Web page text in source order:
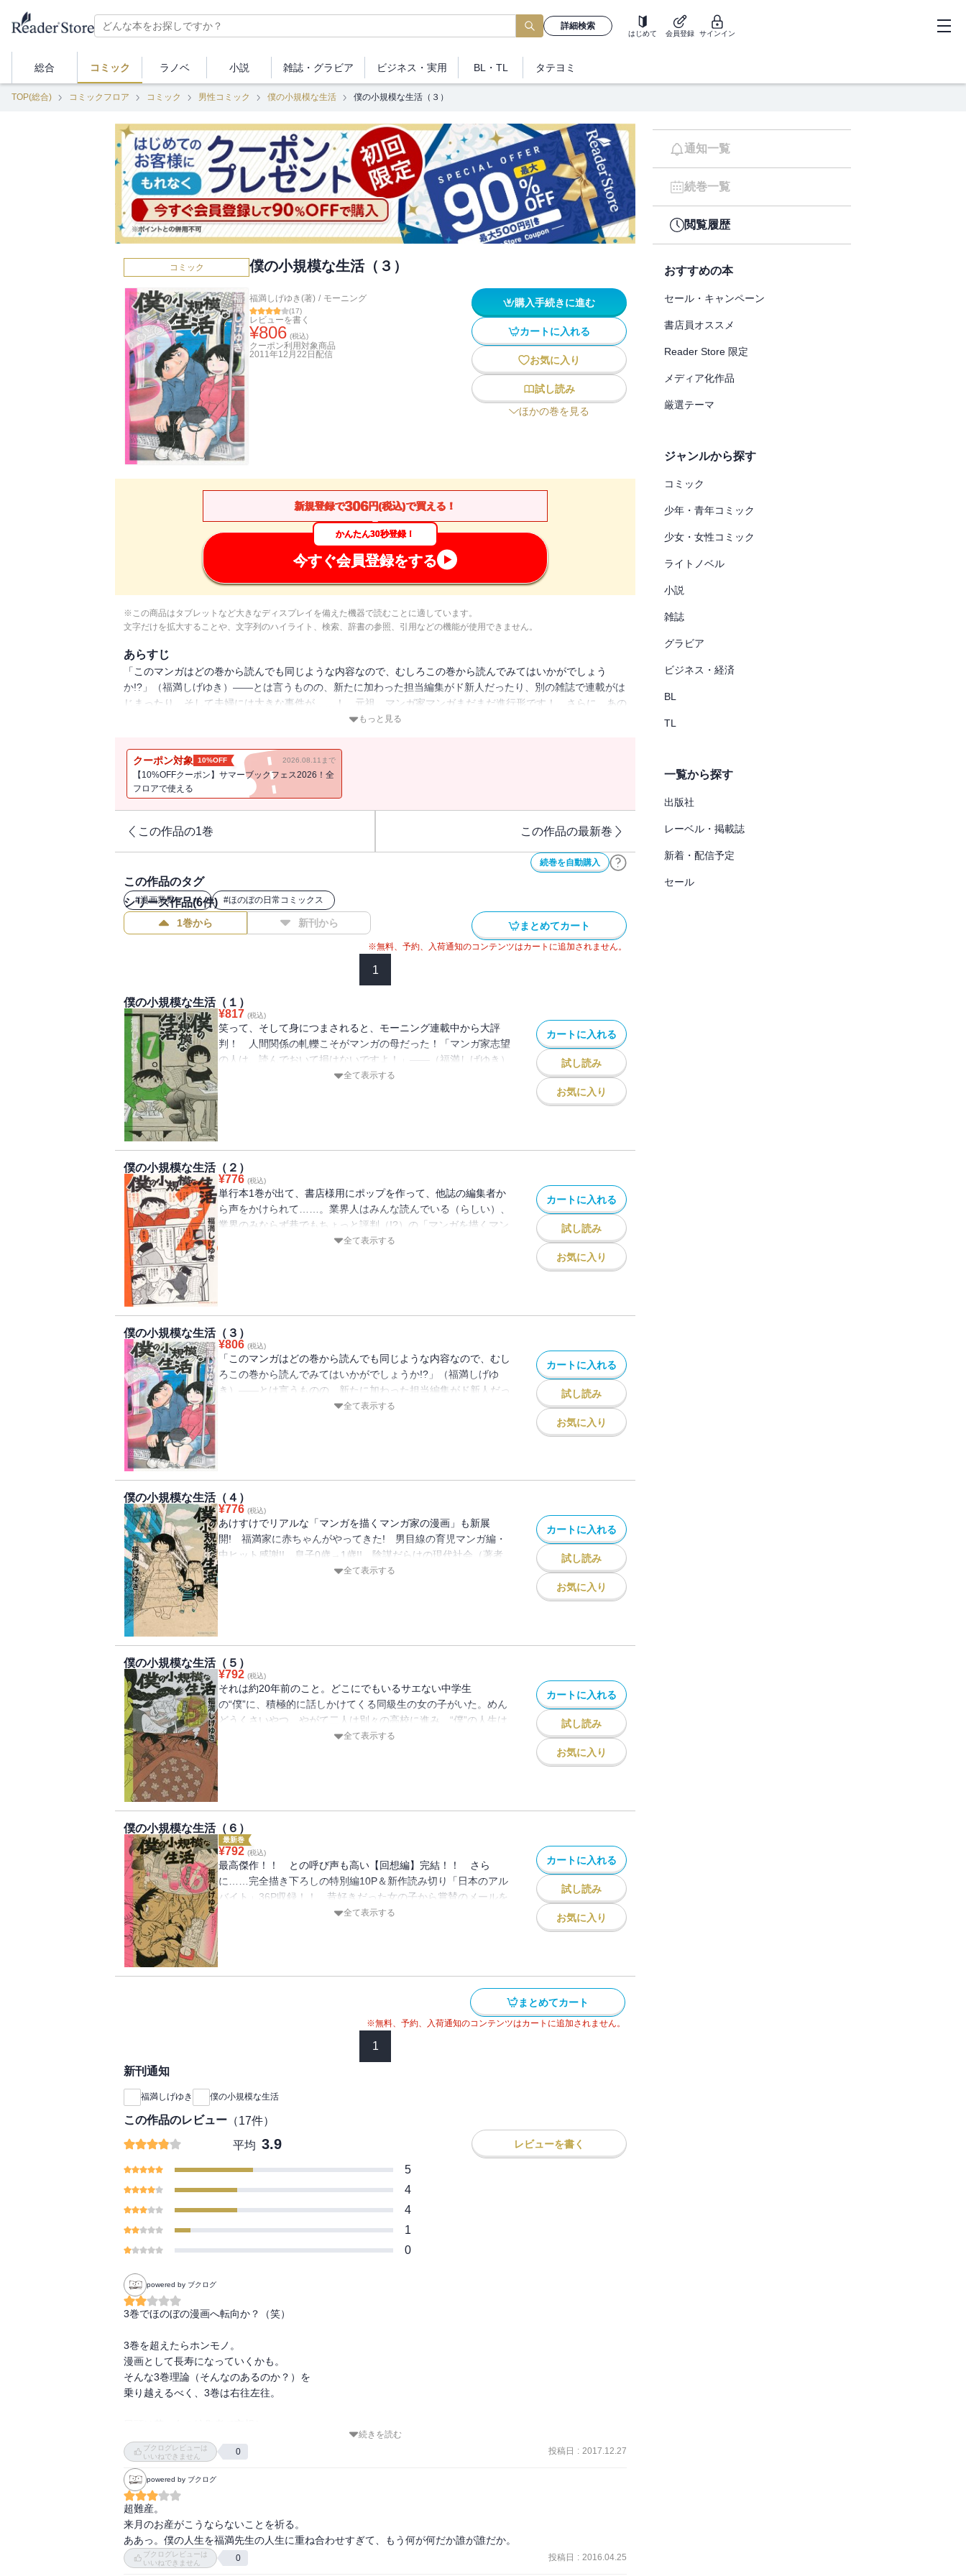
詳細検索
はじめて 会員登録 サインイン
総合 コミック ラノベ 小説 雑誌・ グラビア ビジネス ・実用 BL・TL タテヨミ
TOP(総合) コミックフロア コミック 男性コミック 僕の小規模な生活 僕の小規模な生活（３）
コミック 僕の小規模な生活（３）
福満しげゆき(著) / モーニング
(17)
レビューを書く
¥806 (税込)
クーポン利用対象商品
2011年12月22日 配信
購入手続きに進む
カートに入れる
お気に入り
試し読み
ほかの巻を見る
新規登録で306円(税込)で買える！
かんたん30秒登録！
今すぐ会員登録をする
※この商品はタブレットなど大きなディスプレイを備えた機器で読むことに適しています。
文字だけを拡大することや、文字列のハイライト、検索、辞書の参照、引用などの機能が使用できません。
あらすじ
「このマンガはどの巻から読んでも同じような内容なので、むしろこの巻から読んでみてはいかがでしょう
か!?」（福満しげゆき）――とは言うものの、新たに加わった担当編集がド新人だったり、別の雑誌で連載がは
じまったり、そして夫婦には大きな事件が……！ 元祖、マンガ家マンガまだまだ進行形です！ さらに、あの
著者憧れの少年誌（！）、「週刊少年マガジン」で連載した、『東村山あたりの夕日』も完全収録!!
もっと見る
クーポン対象 10%OFF 2026.08.11まで
【10%OFFクーポン】サマーブックフェス2026！全
フロアで使える
この作品の1巻 この作品の最新巻
続巻を自動購入
この作品のタグ
#漫画業界マンガ #ほのぼの日常コミックス
シリーズ作品(6件)
1巻から 新刊から まとめてカート
※無料、予約、入荷通知のコンテンツはカートに追加されません。
1
僕の小規模な生活（１）
¥817 (税込)
笑って、そして身につまされると、モーニング連載中から大評
判！ 人間関係の軋轢こそがマンガの母だった！「マンガ家志望
の人は、読んでおいて損はないですよ！」――（福満しげゆき）
業界人がみんな読んでいる（らしい）「マンガを描くマンガ家の
全て表示する
カートに入れる
試し読み
お気に入り
僕の小規模な生活（２）
¥776 (税込)
単行本1巻が出て、書店様用にポップを作って、他誌の編集者か
ら声をかけられて……。業界人はみんな読んでいる（らしい）、
業界のみならず巷でもちょっと評判（!?）の「マンガを描くマン
ガ家の漫画」！ あけすけでリアルな生活――マンガ家志望の人
全て表示する
カートに入れる
試し読み
お気に入り
僕の小規模な生活（３）
¥806 (税込)
「このマンガはどの巻から読んでも同じような内容なので、むし
ろこの巻から読んでみてはいかがでしょうか!?」（福満しげゆ
き）――とは言うものの、新たに加わった担当編集がド新人だっ
たり、別の雑誌で連載がはじまったり、そして夫婦には大きな事
全て表示する
カートに入れる
試し読み
お気に入り
僕の小規模な生活（４）
¥776 (税込)
あけすけでリアルな「マンガを描くマンガ家の漫画」も新展
開! 福満家に赤ちゃんがやってきた! 男目線の育児マンガ編・
中ヒット感謝!! 息子0歳→1歳!! 陰謀だらけの現代社会（著者
は陰謀趣味）で、疑念と不安と後悔に満ちた“僕”の育児マン
全て表示する
カートに入れる
試し読み
お気に入り
僕の小規模な生活（５）
¥792 (税込)
それは約20年前のこと。どこにでもいるサエない中学生
の“僕”に、積極的に話しかけてくる同級生の女の子がいた。めん
どうくさいやつ。やがて二人は別々の高校に進み、“僕”の人生は
転落を始める。ようやくあれが「初恋」だったと気づいた時、す
全て表示する
カートに入れる
試し読み
お気に入り
僕の小規模な生活（６）
最新巻
¥792 (税込)
最高傑作！！ との呼び声も高い【回想編】完結！！ さら
に……完全描き下ろしの特別編10P＆新作読み切り「日本のアル
バイト」36P収録！！ 昔好きだった女の子から賞賛のメールを
もらって浮かれたり、マンガの賞をもらったはいいけど、授賞式
全て表示する
カートに入れる
試し読み
お気に入り
まとめてカート
※無料、予約、入荷通知のコンテンツはカートに追加されません。
1
新刊通知
福満しげゆき 僕の小規模な生活
この作品のレビュー （17件）
平均 3.9 レビューを書く
5
4
4
1
0
powered by ブクログ
3巻でほのぼの漫画へ転向か？（笑）
3巻を超えたらホンモノ。
漫画として長寿になっていくかも。
そんな3巻理論（そんなのあるのか？）を
乗り越えるべく、3巻は右往左往。
妻とのあれこれとか、
あっちとこっちの雑誌編集者との
あれこれが続き、
妻の妊娠が発覚。
ここからほのぼの路線か？
しかし、出産にまつわる回は妄想も交えハードで
今後は赤ちゃん登場でどうなるか？
巻末にはマガジンに載ったエッチ漫画もあるよ。
続きを読む
ブクログレビューは
いいねできません
0 投稿日 : 2017.12.27
powered by ブクログ
超難産。
来月のお産がこうならないことを祈る。
ああっ。僕の人生を福満先生の人生に重ね合わせすぎて、もう何が何だか誰が誰だか。
ブクログレビューは
いいねできません
0 投稿日 : 2016.04.25
通知一覧
続巻一覧
閲覧履歴
おすすめの本
セール・キャンペーン
書店員オススメ
Reader Store 限定
メディア化作品
厳選テーマ
ジャンルから探す
コミック
少年・青年コミック
少女・女性コミック
ライトノベル
小説
雑誌
グラビア
ビジネス・経済
BL
TL
一覧から探す
出版社
レーベル・掲載誌
新着・配信予定
セール